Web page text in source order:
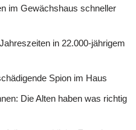
im Gewächshaus schneller
in 22.000-jährigem
Spion im Haus
Die Alten haben was richtig